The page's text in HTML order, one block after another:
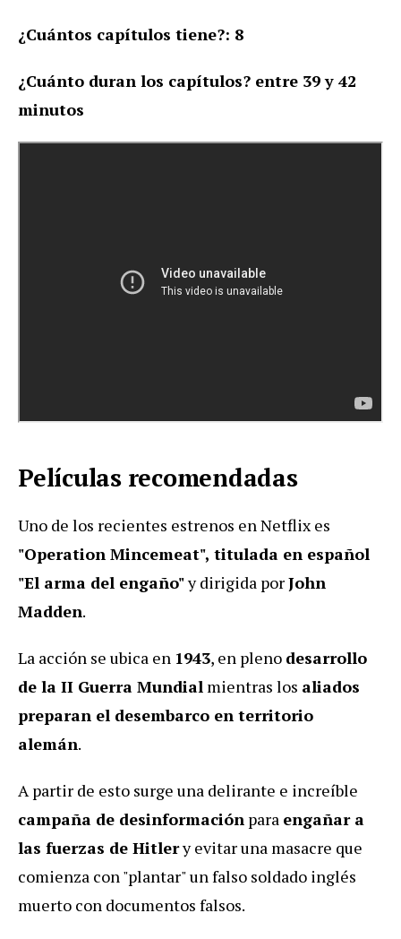
¿Cuántos capítulos tiene?: 8
¿Cuánto duran los capítulos? entre 39 y 42
minutos
Películas recomendadas
Uno de los recientes estrenos en Netflix es
"Operation Mincemeat", titulada en español
"El arma del engaño"y dirigida porJohn
Madden.
La acción se ubica en 1943, en pleno desarrollo
de la II Guerra Mundial mientras los aliados
preparan el desembarco en territorio
alemán.
A partir de esto surge una delirante e increíble
campaña de desinformación para engañar a
las fuerzas de Hitlery evitar una masacre que
comienza con "plantar" un falso soldado inglés
muerto con documentos falsos.